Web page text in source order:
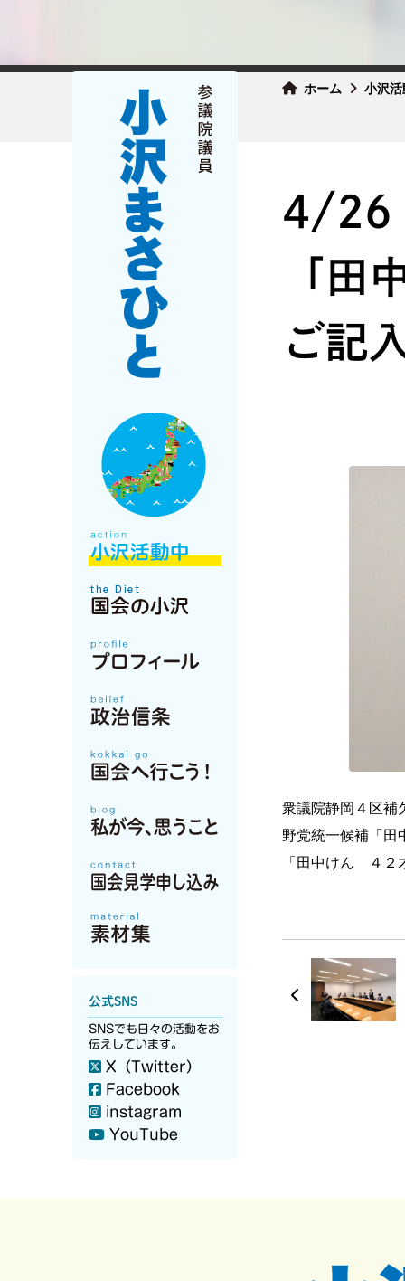
ホーム 小沢
公式SNS
SNSでも日々の活動をお
伝えしています。
X（Twitter）
Facebook
instagram
YouTube
4/26
「田
ご記
衆議院静岡４区補
野党統一候補「
「田中けん ４２